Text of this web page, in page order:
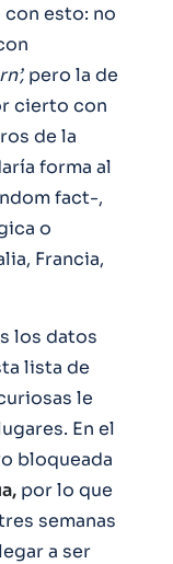
esto: no
pero la de
cierto con
de la
forma al
fact-,
o
Francia,
los datos
lista de
le
En el
bloqueada
por lo que
semanas
a ser